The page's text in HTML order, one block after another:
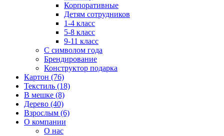
Корпоративные
Детям сотрудников
1-4 класс
5-8 класс
9-11 класс
С символом года
Брендирование
Конструктор подарка
Картон (76)
Текстиль (18)
В мешке (8)
Дерево (40)
Взрослым (6)
О компании
О нас